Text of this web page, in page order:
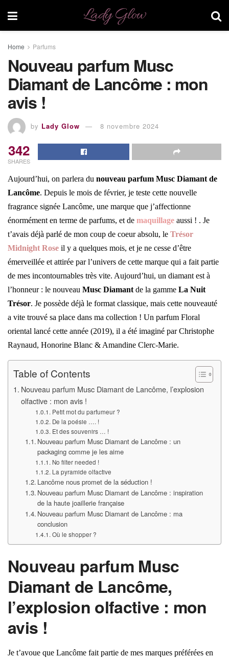
Lady Glow
Home Parfums
Nouveau parfum Musc
Diamant de Lancôme : mon
avis !
by Lady Glow 8 novembre 2024
342
SHARES
Aujourd’hui, on parlera du nouveau parfum Musc Diamant de
Lancôme. Depuis le mois de février, je teste cette nouvelle
fragrance signée Lancôme, une marque que j’affectionne
énormément en terme de parfums, et de maquillage aussi ! . Je
t’avais déjà parlé de mon coup de coeur absolu, le Trésor
Midnight Rose il y a quelques mois, et je ne cesse d’être
émerveillée et attirée par l’univers de cette marque qui a fait partie
de mes incontournables très vite. Aujourd’hui, un diamant est à
l’honneur : le nouveau Musc Diamant de la gamme La Nuit
Trésor. Je possède déjà le format classique, mais cette nouveauté
a vite trouvé sa place dans ma collection ! Un parfum Floral
oriental lancé cette année (2019), il a été imaginé par Christophe
Raynaud, Honorine Blanc & Amandine Clerc-Marie.
Table of Contents
Nouveau parfum Musc Diamant de Lancôme, l’explosion
olfactive : mon avis !
Petit mot du parfumeur ?
De la poésie …. !
Et des souvenirs … !
Nouveau parfum Musc Diamant de Lancôme : un
packaging comme je les aime
No filter needed !
La pyramide olfactive
Lancôme nous promet de la séduction !
Nouveau parfum Musc Diamant de Lancôme : inspiration
de la haute joaillerie française
Nouveau parfum Musc Diamant de Lancôme : ma
conclusion
Où le shopper ?
Nouveau parfum Musc
Diamant de Lancôme,
l’explosion olfactive : mon
avis !
Je t’avoue que Lancôme fait partie de mes marques préférées en